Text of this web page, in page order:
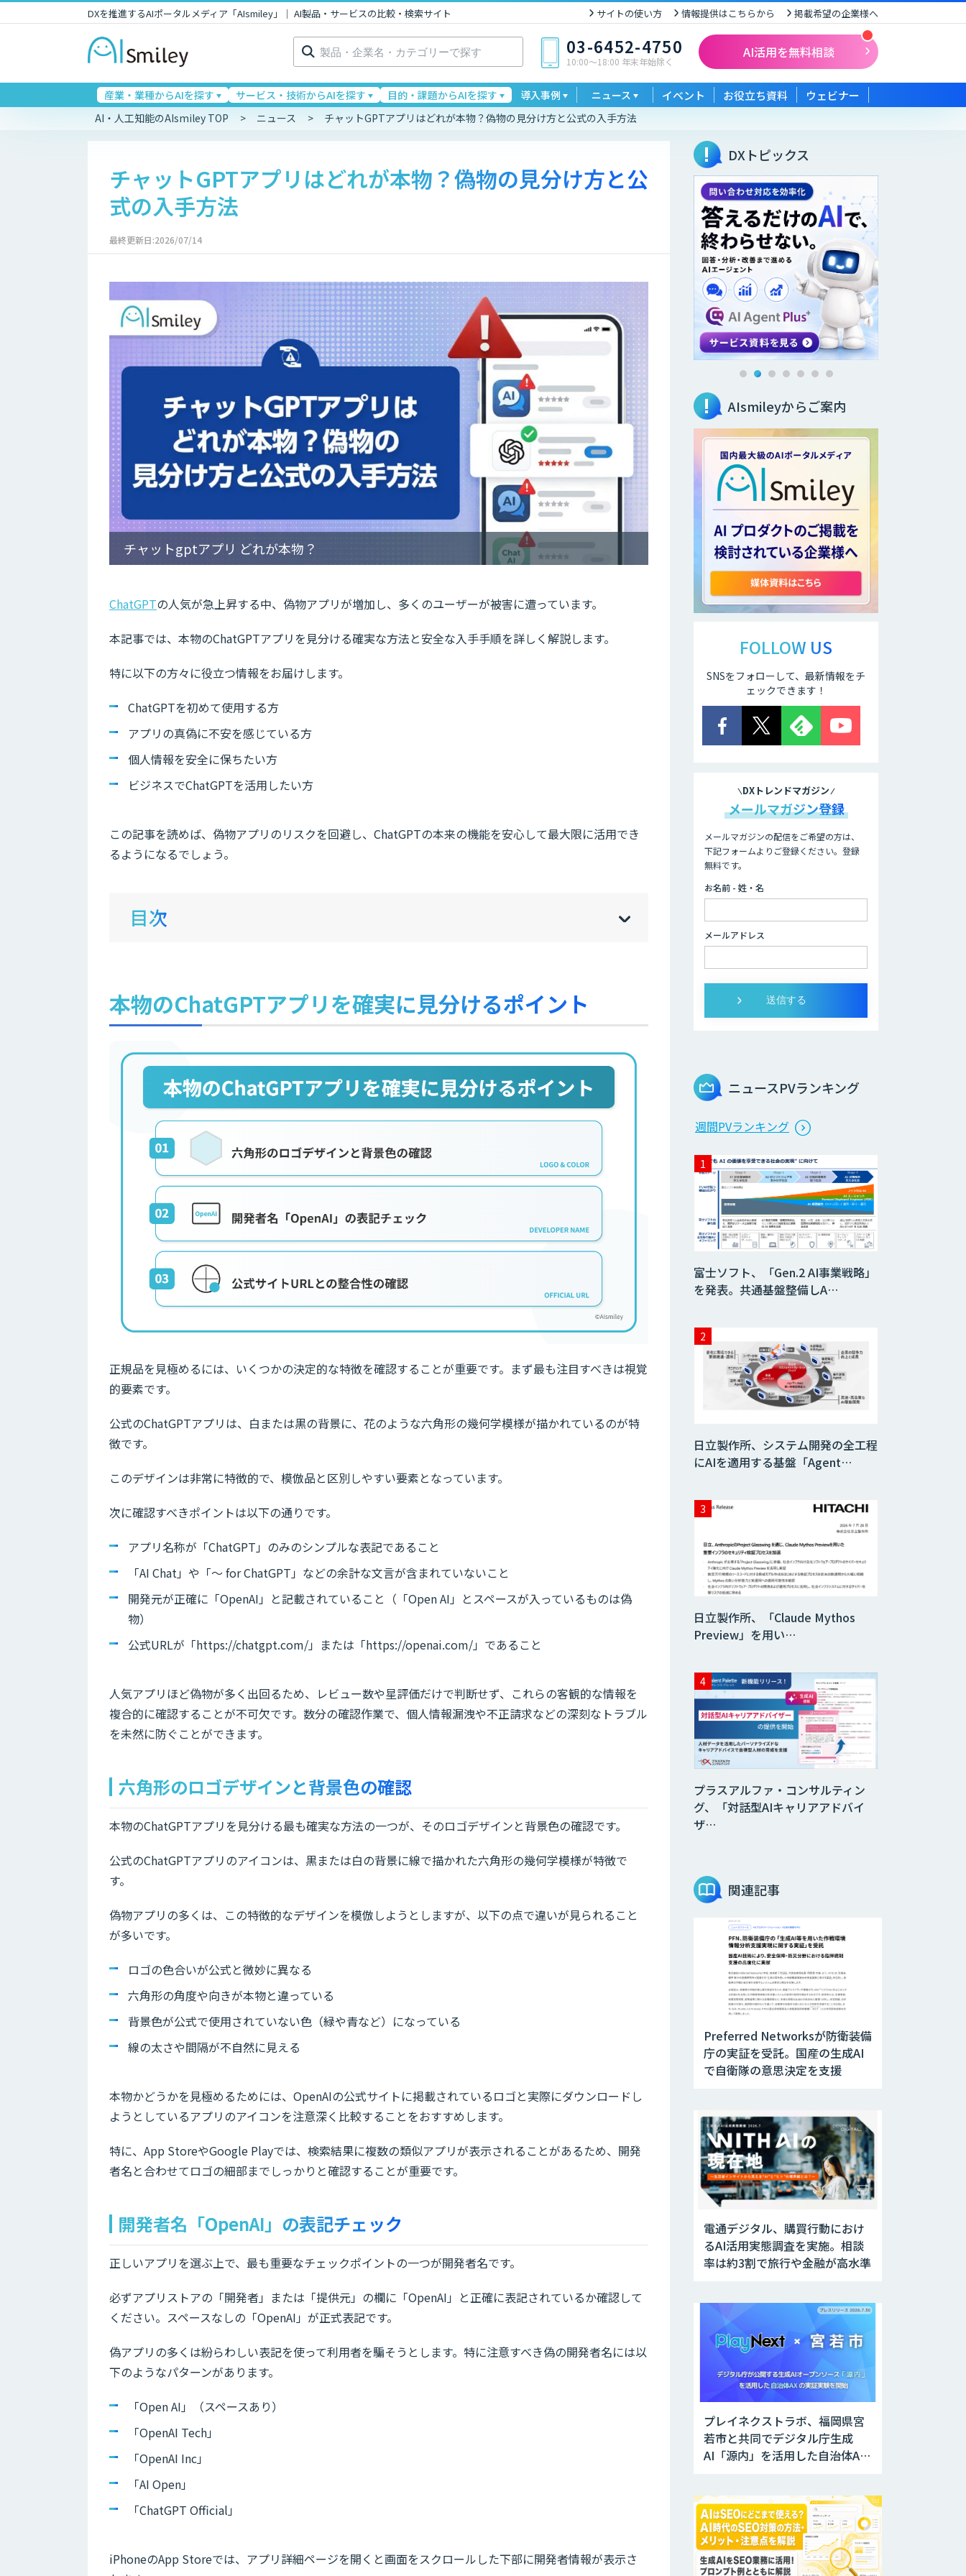
DXを推進するAIポータルメディア「AIsmiley」｜ AI製品・サービスの比較・検索サイト サイトの使い方 情報提供はこちらから 掲載希望の企業様へ
検
索: 03-6452-4750
10:00〜18:00 年末年始除く
AI活用を無料相談
産業・業種からAIを探す サービス・技術からAIを探す 目的・課題からAIを探す 導入事例 ニュース イベント お役立ち資料 ウェビナー
AI・人工知能のAIsmiley TOP ニュース チャットGPTアプリはどれが本物？偽物の見分け方と公式の入手方法
チャットGPTアプリはどれが本物？偽物の見分け方と公
式の入手方法
最終更新日:2026/07/14
チャットgptアプリ どれが本物？
ChatGPTの人気が急上昇する中、偽物アプリが増加し、多くのユーザーが被害に遭っています。
本記事では、本物のChatGPTアプリを見分ける確実な方法と安全な入手手順を詳しく解説します。
特に以下の方々に役立つ情報をお届けします。
ChatGPTを初めて使用する方
アプリの真偽に不安を感じている方
個人情報を安全に保ちたい方
ビジネスでChatGPTを活用したい方
この記事を読めば、偽物アプリのリスクを回避し、ChatGPTの本来の機能を安心して最大限に活用でき
るようになるでしょう。
目次 [hi
]
[sh
]
本物のChatGPTアプリを確実に見分けるポイント
正規品を見極めるには、いくつかの決定的な特徴を確認することが重要です。まず最も注目すべきは視覚
的要素です。
公式のChatGPTアプリは、白または黒の背景に、花のような六角形の幾何学模様が描かれているのが特
徴です。
このデザインは非常に特徴的で、模倣品と区別しやすい要素となっています。
次に確認すべきポイントは以下の通りです。
アプリ名称が「ChatGPT」のみのシンプルな表記であること
「AI Chat」や「〜 for ChatGPT」などの余計な文言が含まれていないこと
開発元が正確に「OpenAI」と記載されていること（「Open AI」とスペースが入っているものは偽
物）
公式URLが「https://chatgpt.com/」または「https://openai.com/」であること
人気アプリほど偽物が多く出回るため、レビュー数や星評価だけで判断せず、これらの客観的な情報を
複合的に確認することが不可欠です。数分の確認作業で、個人情報漏洩や不正請求などの深刻なトラブル
を未然に防ぐことができます。
六角形のロゴデザインと背景色の確認
本物のChatGPTアプリを見分ける最も確実な方法の一つが、そのロゴデザインと背景色の確認です。
公式のChatGPTアプリのアイコンは、黒または白の背景に線で描かれた六角形の幾何学模様が特徴で
す。
偽物アプリの多くは、この特徴的なデザインを模倣しようとしますが、以下の点で違いが見られること
が多いです。
ロゴの色合いが公式と微妙に異なる
六角形の角度や向きが本物と違っている
背景色が公式で使用されていない色（緑や青など）になっている
線の太さや間隔が不自然に見える
本物かどうかを見極めるためには、OpenAIの公式サイトに掲載されているロゴと実際にダウンロードし
ようとしているアプリのアイコンを注意深く比較することをおすすめします。
特に、App StoreやGoogle Playでは、検索結果に複数の類似アプリが表示されることがあるため、開発
者名と合わせてロゴの細部までしっかりと確認することが重要です。
開発者名「OpenAI」の表記チェック
正しいアプリを選ぶ上で、最も重要なチェックポイントの一つが開発者名です。
必ずアプリストアの「開発者」または「提供元」の欄に「OpenAI」と正確に表記されているか確認して
ください。スペースなしの「OpenAI」が正式表記です。
偽アプリの多くは紛らわしい表記を使って利用者を騙そうとします。特に注意すべき偽の開発者名には以
下のようなパターンがあります。
「Open AI」（スペースあり）
「OpenAI Tech」
「OpenAI Inc」
「AI Open」
「ChatGPT Official」
iPhoneのApp Storeでは、アプリ詳細ページを開くと画面をスクロールした下部に開発者情報が表示さ
DXトピックス
AIsmileyからご案内
FOLLOW US
SNSをフォローして、最新情報をチ
ェックできます！
DXトレンドマガジン
メールマガジン登録
メールマガジンの配信をご希望の方は、
下記フォームよりご登録ください。登録
無料です。
お名前 - 姓・名
メールアドレス
ニュースPVランキング
週間PVランキング
富士ソフト、「Gen.2 AI事業戦略」
を発表。共通基盤整備しA…
日立製作所、システム開発の全工程
にAIを適用する基盤「Agent…
日立製作所、「Claude Mythos
Preview」を用い…
プラスアルファ・コンサルティン
グ、「対話型AIキャリアアドバイ
ザ…
関連記事
Preferred Networksが防衛装備
庁の実証を受託。国産の生成AI
で自衛隊の意思決定を支援
電通デジタル、購買行動におけ
るAI活用実態調査を実施。相談
率は約3割で旅行や金融が高水準
プレイネクストラボ、福岡県宮
若市と共同でデジタル庁生成
AI「源内」を活用した自治体AX